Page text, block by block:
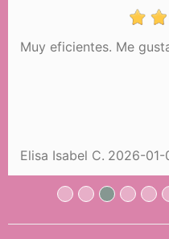
Muy eficientes. Me
Elisa Isabel C. 2026-01-